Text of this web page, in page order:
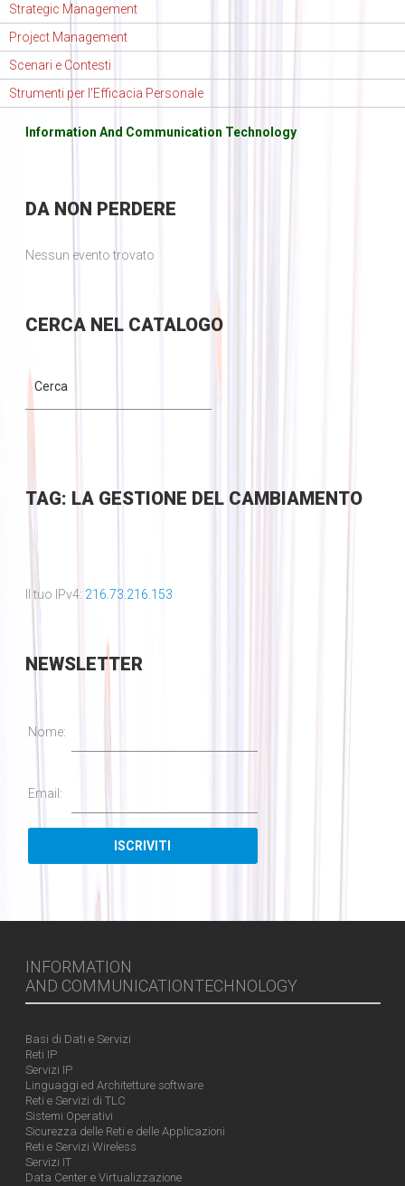
Strategic Management
Project Management
Scenari e Contesti
Strumenti per l'Efficacia Personale
Information And Communication Technology
DANON PERDERE
Nessun evento trovato
CERCANEL CATALOGO
TAG: LA GESTIONE DEL CAMBIAMENTO
Il tuo IPv4: 216.73.216.153
NEWSLETTER
Nome:
Email:
INFORMATION
AND COMMUNICATIONTECHNOLOGY
Basi di Dati e Servizi
Reti IP
Servizi IP
Linguaggi ed Architetture software
Reti e Servizi di TLC
Sistemi Operativi
Sicurezza delle Reti e delle Applicazioni
Reti e Servizi Wireless
Servizi IT
Data Center e Virtualizzazione